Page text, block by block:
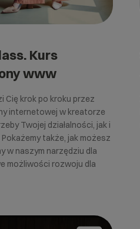
Kurs
www
Cię krok po kroku przez
internetowej w kreatorze
Twojej działalności, jak i
Pokażemy także, jak możesz
w naszym narzędziu dla
możliwości rozwoju dla